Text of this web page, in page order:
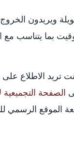
ويريدون
بما يتناسب
تريد الاطلاع
الصفحة التجميعية
الموقع الرسمي